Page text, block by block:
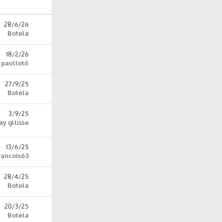
28/6/26
Botela
18/2/26
paullot6
27/9/25
Botela
3/9/25
gllisse
13/6/25
28/4/25
Botela
20/3/25
Botela